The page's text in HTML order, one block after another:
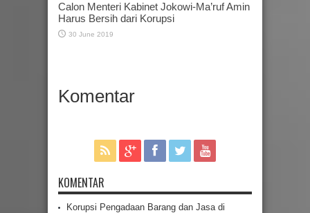
Calon Menteri Kabinet Jokowi-Ma’ruf Amin
Harus Bersih dari Korupsi
30 June 2019
Komentar
KOMENTAR
Korupsi Pengadaan Barang dan Jasa di